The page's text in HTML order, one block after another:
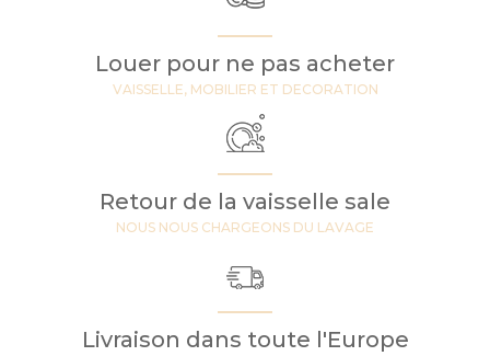
Louer pour ne pas acheter
VAISSELLE, MOBILIER ET DECORATION
Retour de la vaisselle sale
NOUS NOUS CHARGEONS DU LAVAGE
Livraison dans toute l'Europe